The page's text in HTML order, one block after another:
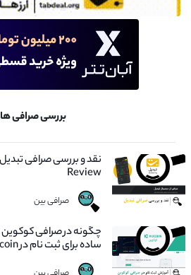
بررسی صرافی ها
Review
صرافی بین
ساده برای ثبت نام در Kucoin